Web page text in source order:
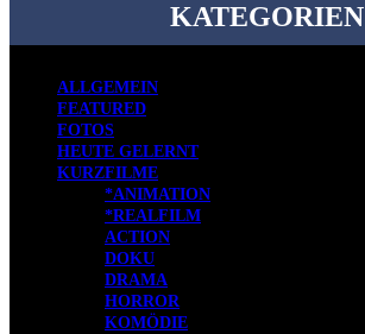
KATEGORIEN
ALLGEMEIN
FEATURED
FOTOS
HEUTE GELERNT
KURZFILME
*ANIMATION
*REALFILM
ACTION
DOKU
DRAMA
HORROR
KOMÖDIE